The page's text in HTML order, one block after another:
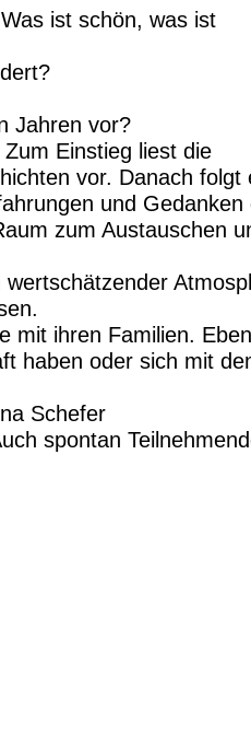
ist schön, was ist
Jahren vor?
Einstieg liest die
vor. Danach folgt
und Gedanken
zum Austauschen
mit ihren Familien.
haben oder sich mit
Schefer
spontan